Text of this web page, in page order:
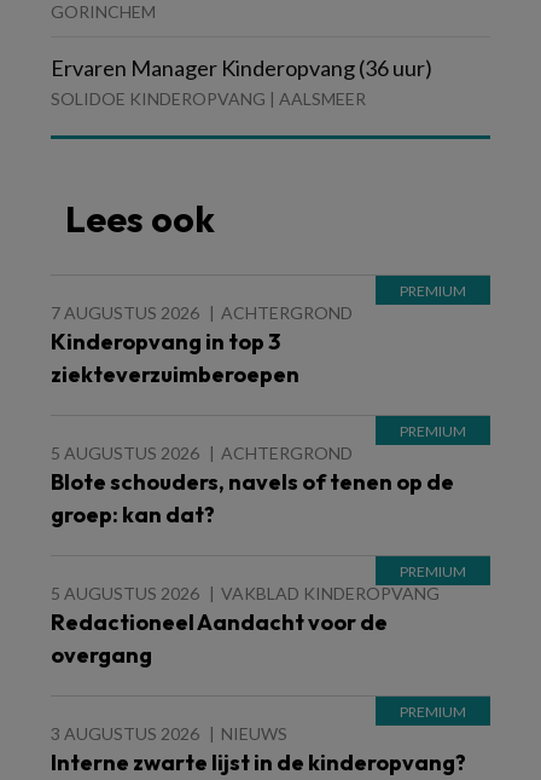
GORINCHEM
Ervaren Manager Kinderopvang (36 uur)
SOLIDOE KINDEROPVANG | AALSMEER
Lees ook
7 AUGUSTUS 2026 ACHTERGROND
Kinderopvang in top 3
ziekteverzuimberoepen
5 AUGUSTUS 2026 ACHTERGROND
Blote schouders, navels of tenen op de
groep: kan dat?
5 AUGUSTUS 2026 VAKBLAD KINDEROPVANG
Redactioneel Aandacht voor de
overgang
3 AUGUSTUS 2026 NIEUWS
Interne zwarte lijst in de kinderopvang?